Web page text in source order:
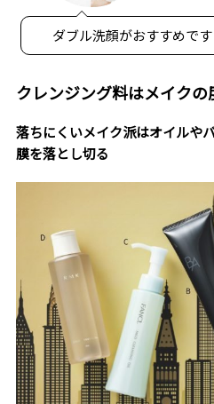
ダブル洗顔がおすすめです
クレンジング料はメイク
落ちにくいメイク派はオイルや
膜を落とし切る